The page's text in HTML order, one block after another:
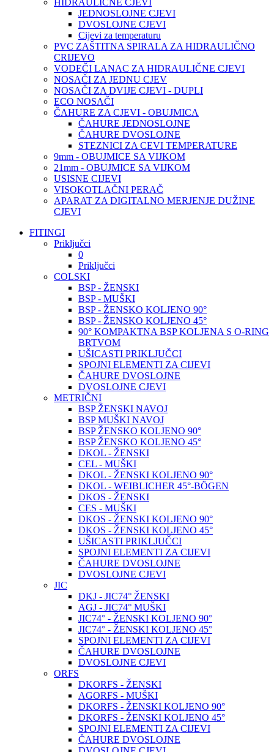
HIDRAULIČNE CJEVI
JEDNOSLOJNE CJEVI
DVOSLOJNE CJEVI
Cijevi za temperaturu
PVC ZAŠTITNA SPIRALA ZA HIDRAULIČNO
CRIJEVO
VODEČI LANAC ZA HIDRAULIČNE CJEVI
NOSAČI ZA JEDNU CJEV
NOSAČI ZA DVIJE CJEVI - DUPLI
ECO NOSAČI
ČAHURE ZA CJEVI - OBUJMICA
ČAHURE JEDNOSLOJNE
ČAHURE DVOSLOJNE
STEZNICI ZA CEVI TEMPERATURE
9mm - OBUJMICE SA VIJKOM
21mm - OBUJMICE SA VIJKOM
USISNE CIJEVI
VISOKOTLAČNI PERAČ
APARAT ZA DIGITALNO MERJENJE DUŽINE
CJEVI
FITINGI
Priključci
0
Priključci
COLSKI
BSP - ŽENSKI
BSP - MUŠKI
BSP - ŽENSKO KOLJENO 90°
BSP - ŽENSKO KOLJENO 45°
90° KOMPAKTNA BSP KOLJENA S O-RING
BRTVOM
UŠICASTI PRIKLJUČCI
SPOJNI ELEMENTI ZA CIJEVI
ČAHURE DVOSLOJNE
DVOSLOJNE CJEVI
METRIČNI
BSP ŽENSKI NAVOJ
BSP MUŠKI NAVOJ
BSP ŽENSKO KOLJENO 90°
BSP ŽENSKO KOLJENO 45°
DKOL - ŽENSKI
CEL - MUŠKI
DKOL - ŽENSKI KOLJENO 90°
DKOL - WEIBLICHER 45°-BÖGEN
DKOS - ŽENSKI
CES - MUŠKI
DKOS - ŽENSKI KOLJENO 90°
DKOS - ŽENSKI KOLJENO 45°
UŠICASTI PRIKLJUČCI
SPOJNI ELEMENTI ZA CIJEVI
ČAHURE DVOSLOJNE
DVOSLOJNE CJEVI
JIC
DKJ - JIC74° ŽENSKI
AGJ - JIC74° MUŠKI
JIC74° - ŽENSKI KOLJENO 90°
JIC74° - ŽENSKI KOLJENO 45°
SPOJNI ELEMENTI ZA CIJEVI
ČAHURE DVOSLOJNE
DVOSLOJNE CJEVI
ORFS
DKORFS - ŽENSKI
AGORFS - MUŠKI
DKORFS - ŽENSKI KOLJENO 90°
DKORFS - ŽENSKI KOLJENO 45°
SPOJNI ELEMENTI ZA CIJEVI
ČAHURE DVOSLOJNE